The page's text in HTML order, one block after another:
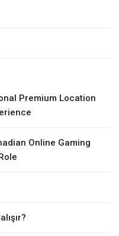
Premium Location
Online Gaming